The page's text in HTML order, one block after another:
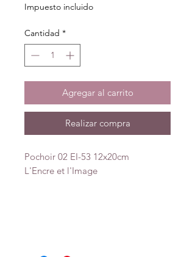
Impuesto incluido
Cantidad *
Agregar al carrito
Realizar compra
Pochoir 02 EI-53 12x20cm
L'Encre et l'Image